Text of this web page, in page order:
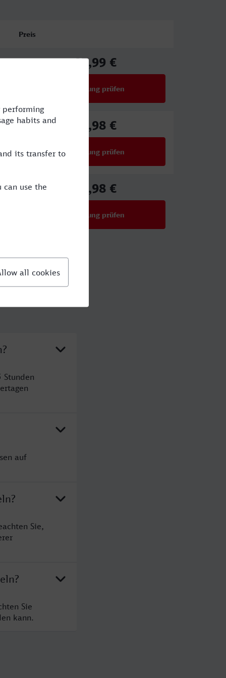
Preis
87,99 €
Verbindung prüfen
75,98 €
Verbindung prüfen
67,98 €
Verbindung prüfen
auf
Sie,
Sie
kann.